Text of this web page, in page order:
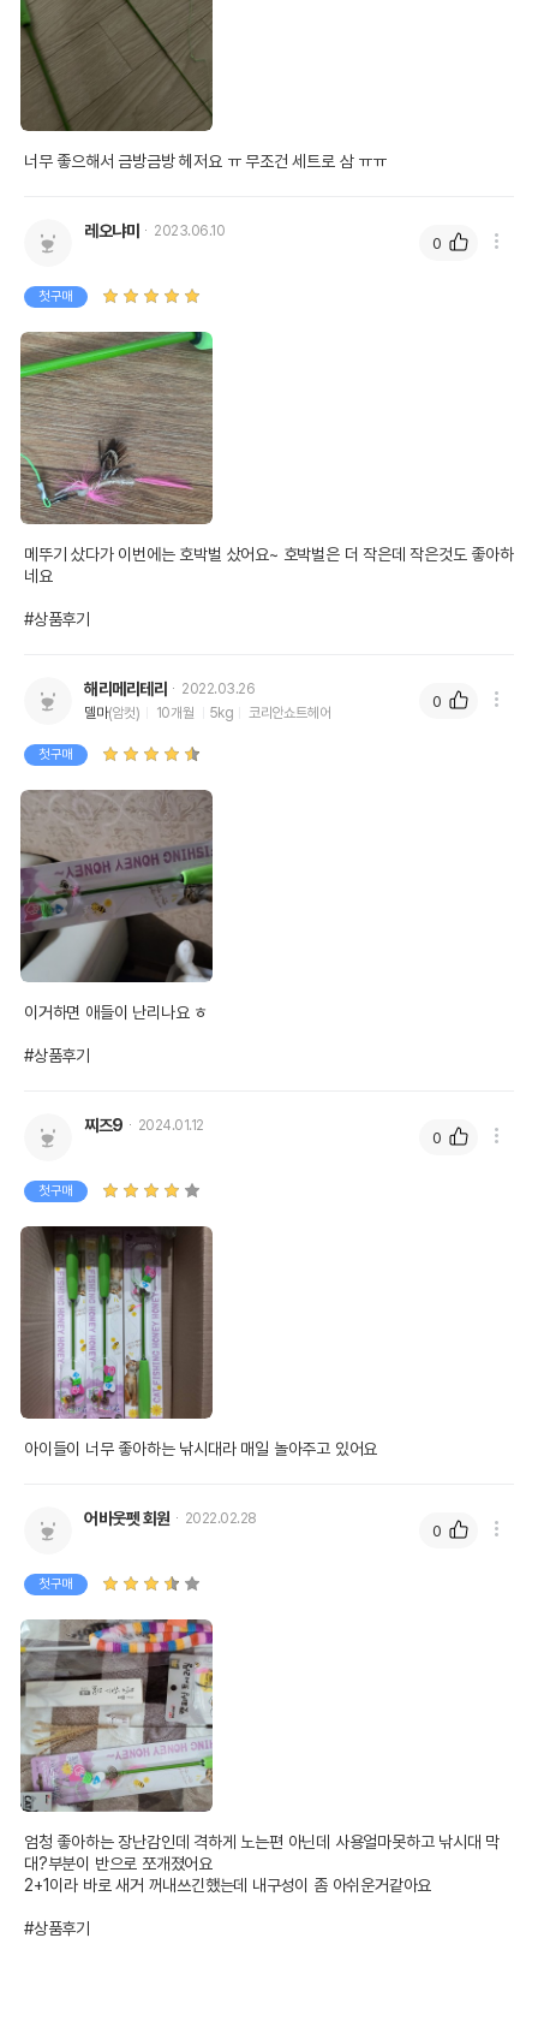
너무 좋으해서 금방금방 헤저요 ㅠ 무조건 세트로 삼 ㅠㅠ
레오냐미 2023.06.10
첫구매
메뚜기 샀다가 이번에는 호박벌 샀어요~ 호박벌은 더 작은데 작은것도 좋아하
네요
#상품후기
0
해리메리테리
2022.03.26
델마(암컷) 10개월 5kg 코리안쇼트헤어
첫구매
이거하면 애들이 난리나요 ㅎ
#상품후기
0
찌즈9 2024.01.12
첫구매
아이들이 너무 좋아하는 낚시대라 매일 놀아주고 있어요
0
어바웃펫 회원 2022.02.28
첫구매
엄청 좋아하는 장난감인데 격하게 노는편 아닌데 사용얼마못하고 낚시대 막
대?부분이 반으로 쪼개졌어요
2+1이라 바로 새거 꺼내쓰긴했는데 내구성이 좀 아쉬운거같아요
#상품후기
0